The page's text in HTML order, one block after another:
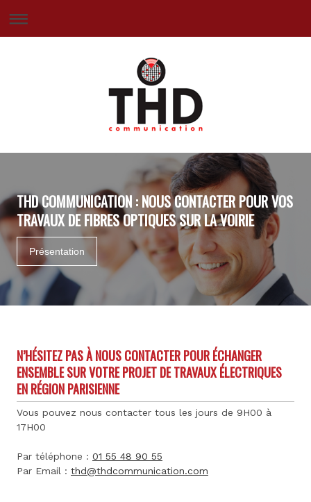
THD COMMUNICATION : NOUS CONTACTER POUR VOS
TRAVAUX DE FIBRES OPTIQUES SUR LA VOIRIE
Présentation
N’HÉSITEZ PAS À NOUS CONTACTER POUR ÉCHANGER
ENSEMBLE SUR VOTRE PROJET DE TRAVAUX ÉLECTRIQUES
EN RÉGION PARISIENNE
Vous pouvez nous contacter tous les jours de 9H00 à
17H00
Par téléphone : 01 55 48 90 55
Par Email : thd@thdcommunication.com